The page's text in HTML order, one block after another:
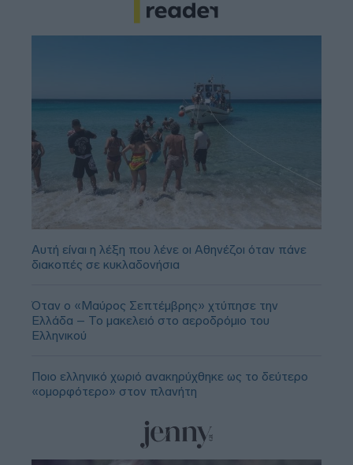
Αυτή είναι η λέξη που λένε οι Αθηνέζοι όταν πάνε
διακοπές σε κυκλαδονήσια
Όταν ο «Μαύρος Σεπτέμβρης» χτύπησε την
Ελλάδα – Το μακελειό στο αεροδρόμιο του
Ελληνικού
Ποιο ελληνικό χωριό ανακηρύχθηκε ως το δεύτερο
«ομορφότερο» στον πλανήτη